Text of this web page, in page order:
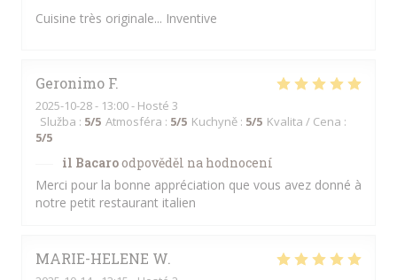
Cuisine très originale... Inventive
Geronimo F
2025-10-28- 13:00 - Hosté 3
Služba : 5/5 Atmosféra : 5/5 Kuchyně : 5/5 Kvalita / Cena :
5/5
il Bacaroodpověděl na hodnocení
Merci pour la bonne appréciation que vous avez donné à
notre petit restaurant italien
MARIE-HELENE W